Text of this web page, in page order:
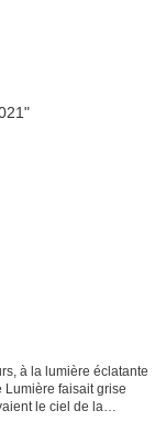
à la lumière éclatante
Lumière faisait grise
le ciel de la